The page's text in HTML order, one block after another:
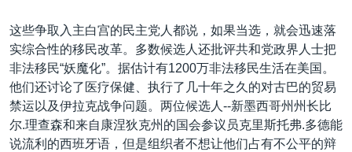
转
非洲
美洲
全球议题
军事
劳工
环境
国会报道
美中关系
美国建国250周年
埃博拉疫情
VOA今日焦点
中文广播
关注我们
这些争取入主白宫的民主党人都说，如果当选，就会迅速落
实综合性的移民改革。多数候选人还批评共和党政界人士把
非法移民“妖魔化”。据估计有1200万非法移民生活在美国。
他们还讨论了医疗保健、执行了几十年之久的对古巴的贸易
禁运以及伊拉克战争问题。两位候选人--新墨西哥州州长比
尔.理查森和来自康涅狄克州的国会参议员克里斯托弗.多德能
说流利的西班牙语，但是组织者不想让他们占有不公平的辩